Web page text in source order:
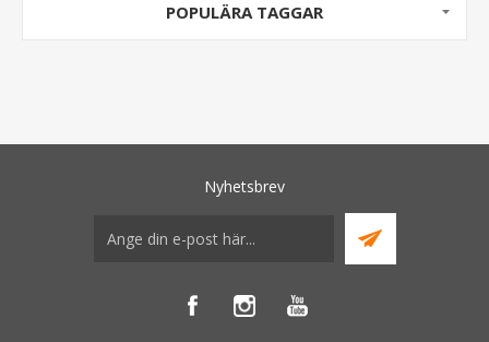
POPULÄRA TAGGAR
Nyhetsbrev